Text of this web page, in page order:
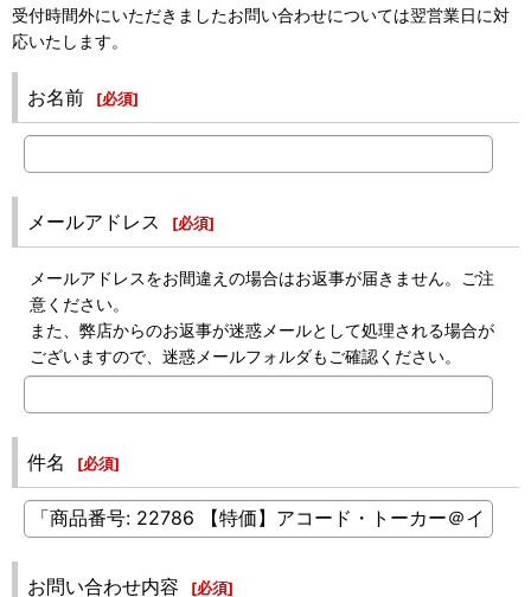
受付時間外にいただきましたお問い合わせについては翌営業日に対
応いたします。
お名前 [必須]
メールアドレス [必須]
メールアドレスをお間違えの場合はお返事が届きません。ご注
意ください。
また、弊店からのお返事が迷惑メールとして処理される場合が
ございますので、迷惑メールフォルダもご確認ください。
件名 [必須]
お問い合わせ内容 [必須]